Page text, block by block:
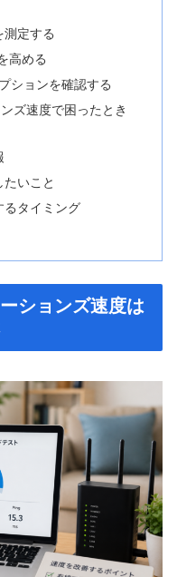
測定する
高める
ションを確認する
ズ速度で困ったとき
いこと
るタイミング
ションズ速度は